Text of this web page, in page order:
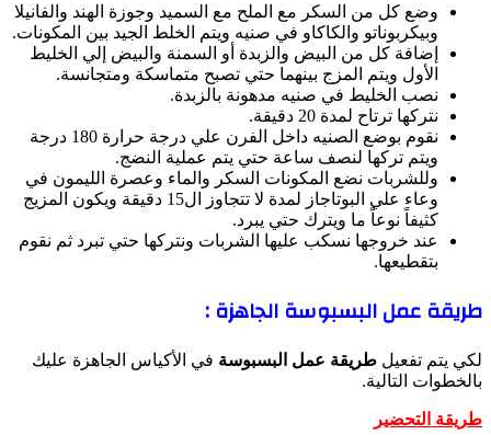
وضع كل من السكر مع الملح مع السميد وجوزة الهند والفانيلا
وبيكربوناتو والكاكاو في صنيه ويتم الخلط الجيد بين المكونات.
إضافة كل من البيض والزبدة أو السمنة والبيض إلي الخليط
الأول ويتم المزج بينهما حتي تصبح متماسكة ومتجانسة.
نصب الخليط في صنيه مدهونة بالزبدة.
نتركها ترتاح لمدة 20 دقيقة.
نقوم بوضع الصنيه داخل الفرن علي درجة حرارة 180 درجة
ويتم تركها لنصف ساعة حتي يتم عملية النضج.
وللشربات نضع المكونات السكر والماء وعصرة الليمون في
وعاء علي البوتاجاز لمدة لا تتجاوز ال15 دقيقة ويكون المزيج
كثيفاً نوعاً ما ويترك حتي يبرد.
عند خروجها نسكب عليها الشربات ونتركها حتي تبرد ثم نقوم
بتقطيعها.
طريقة عمل البسبوسة الجاهزة :
لكي يتم تفعيل طريقة عمل البسبوسة في الأكياس الجاهزة عليك
بالخطوات التالية.
طريقة التحضير